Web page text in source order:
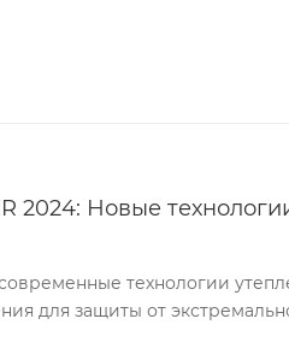
2024: Новые
технологии
для защиты от